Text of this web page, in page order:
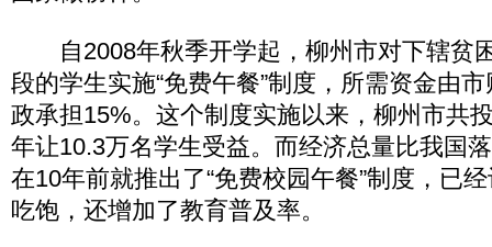
自2008年秋季开学起，柳州市对下辖贫
段的学生实施“免费午餐”制度，所需资金由
政承担15%。这个制度实施以来，柳州市共
年让10.3万名学生受益。而经济总量比我国
在10年前就推出了“免费校园午餐”制度，已
吃饱，还增加了教育普及率。